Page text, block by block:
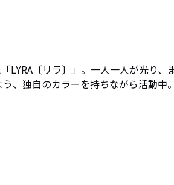
LYRA〔リラ〕」。一人一人が光り
、独自のカラーを持ちながら活動中。